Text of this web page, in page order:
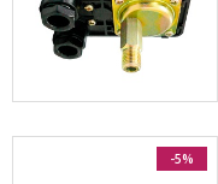
-5%